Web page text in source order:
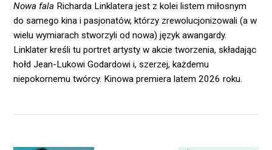
Nowa fala Richarda Linklatera jest z kolei listem miłosnym
do samego kina i pasjonatów, którzy zrewolucjonizowali (a w
wielu wymiarach stworzyli od nowa) język awangardy.
Linklater kreśli tu portret artysty w akcie tworzenia, składając
hołd Jean-Lukowi Godardowi i, szerzej, każdemu
niepokornemu twórcy. Kinowa premiera latem 2026 roku.